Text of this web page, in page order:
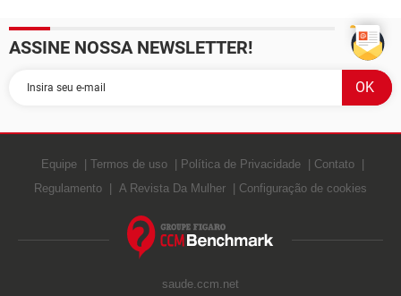
ASSINE NOSSA NEWSLETTER!
Equipe Termos de uso Política de Privacidade
Contato
Regulamento
A Revista Da Mulher Configuração de cookies
saude.ccm.net